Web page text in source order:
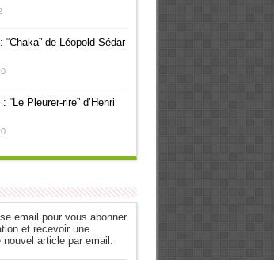
“Chaka” de Léopold Sédar
“Le Pleurer-rire” d’Henri
email pour vous abonner
et recevoir une
article par email.